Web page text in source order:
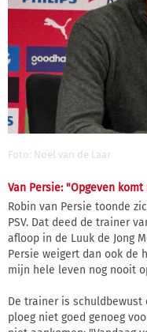
Foto: Noël van de Laar
Van Persie: "Opgeven
Robin van Persie toonde
PSV. Dat deed de trainer
afloop in de Luuk de Jong
Persie weigert dan ook de
mijn hele leven nog nooit
De trainer is
ploeg niet goed genoeg